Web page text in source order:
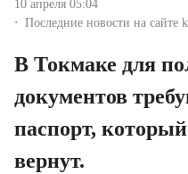
10 апреля 05:04
Последние новости на сайте
В Токмаке для
документов
паспорт,
вернут.